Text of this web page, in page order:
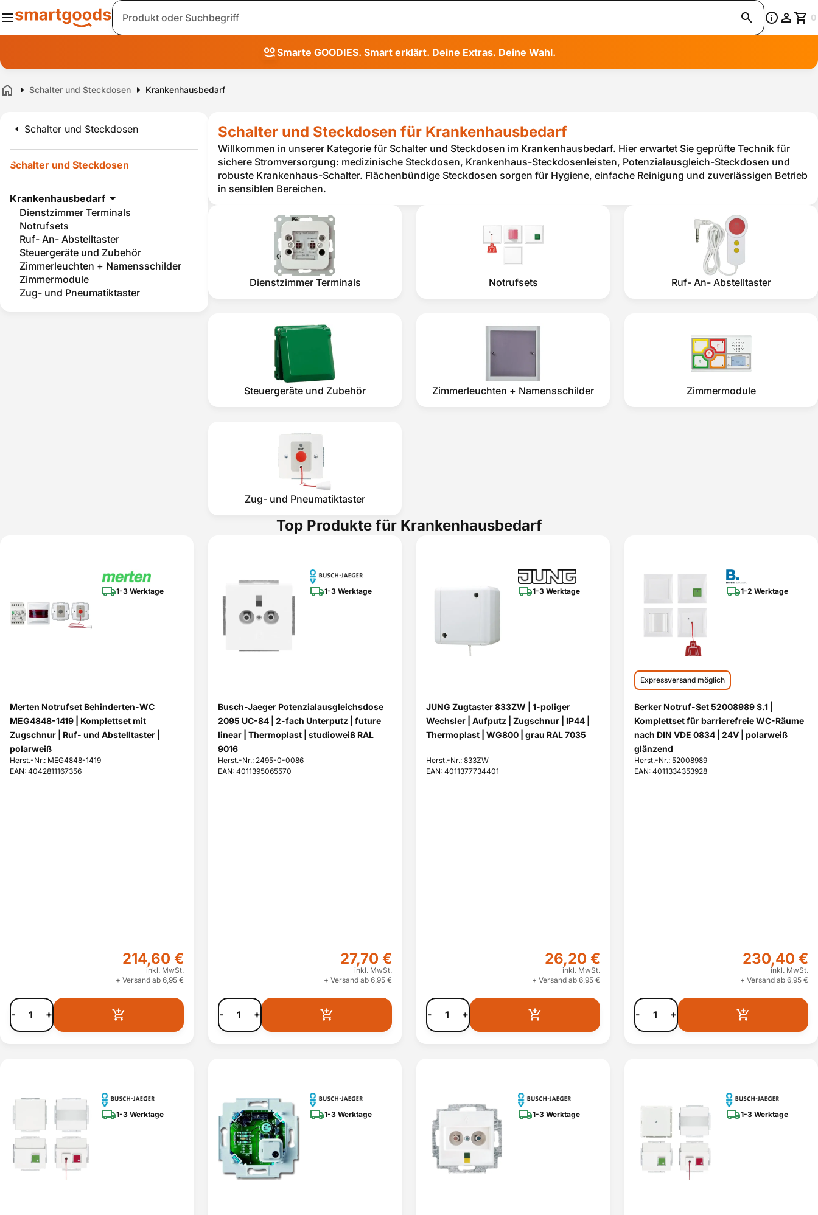
Suche 0
Smarte GOODIES. Smart erklärt. Deine Extras. Deine Wahl.
Home Schalter und Steckdosen Krankenhausbedarf
Schalter und Steckdosen
Schalter und Steckdosen
Krankenhausbedarf
Dienstzimmer Terminals
Notrufsets
Ruf- An- Abstelltaster
Steuergeräte und Zubehör
Zimmerleuchten + Namensschilder
Zimmermodule
Zug- und Pneumatiktaster
Schalter und Steckdosen für Krankenhausbedarf
Willkommen in unserer Kategorie für Schalter und Steckdosen im Krankenhausbedarf. Hier erwartet Sie geprüfte Technik für
sichere Stromversorgung: medizinische Steckdosen, Krankenhaus-Steckdosenleisten, Potenzialausgleich-Steckdosen und
robuste Krankenhaus-Schalter. Flächenbündige Steckdosen sorgen für Hygiene, einfache Reinigung und zuverlässigen Betrieb
in sensiblen Bereichen.
Dienstzimmer Terminals Notrufsets Ruf- An- Abstelltaster
Steuergeräte und Zubehör Zimmerleuchten + Namensschilder Zimmermodule
Zug- und Pneumatiktaster
Top Produkte für Krankenhausbedarf
1-3 Werktage
Merten Notrufset Behinderten-WC
MEG4848-1419 | Komplettset mit
Zugschnur | Ruf- und Abstelltaster |
polarweiß
Herst.-Nr.: MEG4848-1419
EAN: 4042811167356
214,60 €
inkl. MwSt.
+ Versand ab 6,95 €
- +
1-3 Werktage
Busch-Jaeger Potenzialausgleichsdose
2095 UC-84 | 2-fach Unterputz | future
linear | Thermoplast | studioweiß RAL
9016
Herst.-Nr.: 2495-0-0086
EAN: 4011395065570
27,70 €
inkl. MwSt.
+ Versand ab 6,95 €
- +
1-3 Werktage
JUNG Zugtaster 833ZW | 1-poliger
Wechsler | Aufputz | Zugschnur | IP44 |
Thermoplast | WG800 | grau RAL 7035
Herst.-Nr.: 833ZW
EAN: 4011377734401
26,20 €
inkl. MwSt.
+ Versand ab 6,95 €
- +
1-2 Werktage
Expressversand möglich
Berker Notruf-Set 52008989 S.1 |
Komplettset für barrierefreie WC-Räume
nach DIN VDE 0834 | 24V | polarweiß
glänzend
Herst.-Nr.: 52008989
EAN: 4011334353928
230,40 €
inkl. MwSt.
+ Versand ab 6,95 €
- +
1-3 Werktage 1-3 Werktage 1-3 Werktage 1-3 Werktage